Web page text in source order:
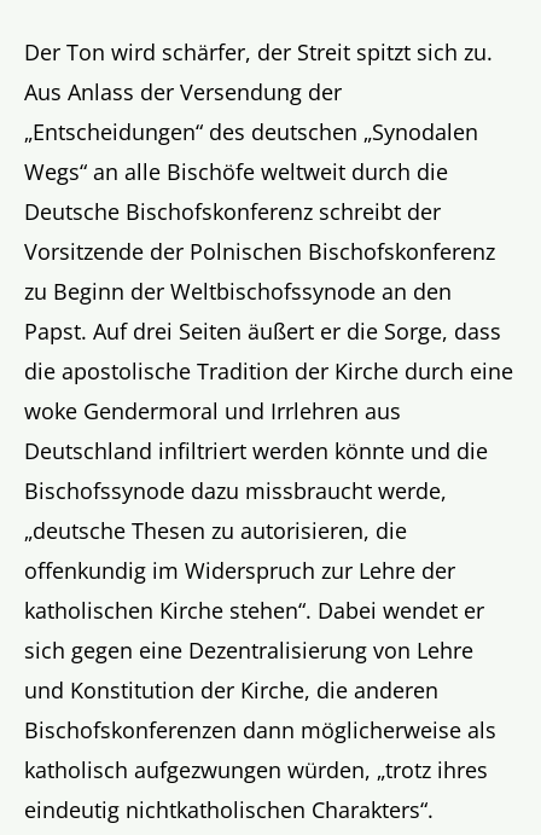
Der Ton wird schärfer, der Streit spitzt sich zu.
Aus Anlass der Versendung der
„Entscheidungen“ des deutschen „Synodalen
Wegs“ an alle Bischöfe weltweit durch die
Deutsche Bischofskonferenz schreibt der
Vorsitzende der Polnischen Bischofskonferenz
zu Beginn der Weltbischofssynode an den
Papst. Auf drei Seiten äußert er die Sorge, dass
die apostolische Tradition der Kirche durch eine
woke Gendermoral und Irrlehren aus
Deutschland infiltriert werden könnte und die
Bischofssynode dazu missbraucht werde,
„deutsche Thesen zu autorisieren, die
offenkundig im Widerspruch zur Lehre der
katholischen Kirche stehen“. Dabei wendet er
sich gegen eine Dezentralisierung von Lehre
und Konstitution der Kirche, die anderen
Bischofskonferenzen dann möglicherweise als
katholisch aufgezwungen würden, „trotz ihres
eindeutig nichtkatholischen Charakters“.